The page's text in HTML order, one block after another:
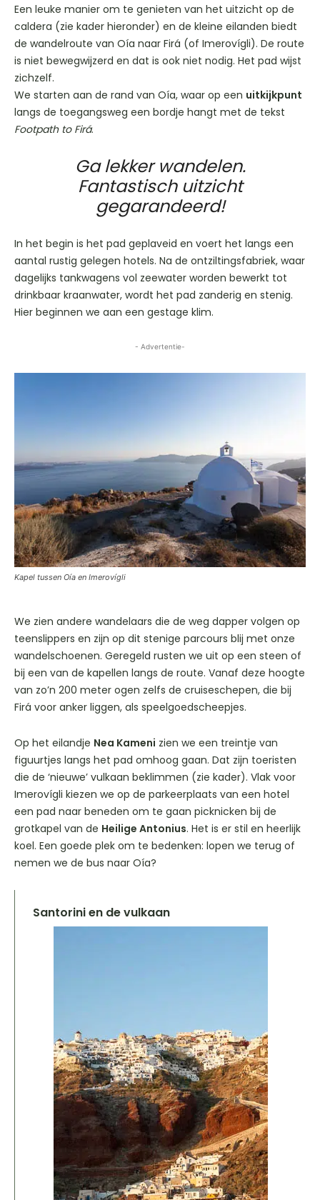
Een leuke manier om te genieten van het uitzicht op de
caldera (zie kader hieronder) en de kleine eilanden biedt
de wandelroute van Oía naar Firá (of Imerovígli). De route
is niet bewegwijzerd en dat is ook niet nodig. Het pad wijst
zichzelf.
We starten aan de rand van Oía, waar op een uitkijkpunt
langs de toegangsweg een bordje hangt met de tekst
Footpath to Firá.
Ga lekker wandelen.
Fantastisch uitzicht
gegarandeerd!
In het begin is het pad geplaveid en voert het langs een
aantal rustig gelegen hotels. Na de ontziltingsfabriek, waar
dagelijks tankwagens vol zeewater worden bewerkt tot
drinkbaar kraanwater, wordt het pad zanderig en stenig.
Hier beginnen we aan een gestage klim.
- Advertentie-
Kapel tussen Oía en Imerovígli
We zien andere wandelaars die de weg dapper volgen op
teenslippers en zijn op dit stenige parcours blij met onze
wandelschoenen. Geregeld rusten we uit op een steen of
bij een van de kapellen langs de route. Vanaf deze hoogte
van zo’n 200 meter ogen zelfs de cruiseschepen, die bij
Firá voor anker liggen, als speelgoedscheepjes.
Op het eilandje Nea Kameni zien we een treintje van
figuurtjes langs het pad omhoog gaan. Dat zijn toeristen
die de ‘nieuwe’ vulkaan beklimmen (zie kader). Vlak voor
Imerovígli kiezen we op de parkeerplaats van een hotel
een pad naar beneden om te gaan picknicken bij de
grotkapel van de Heilige Antonius. Het is er stil en heerlijk
koel. Een goede plek om te bedenken: lopen we terug of
nemen we de bus naar Oía?
Santorini en de vulkaan